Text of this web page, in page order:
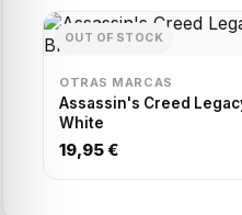
OUT OF STOCK
OTRAS MARCAS
Assassin's Creed
White
19,95 €